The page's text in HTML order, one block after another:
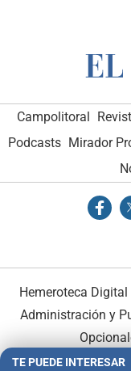
Campolitoral
Podcasts Mirador
Hemeroteca
Administración y
TE PUEDE INTERESAR